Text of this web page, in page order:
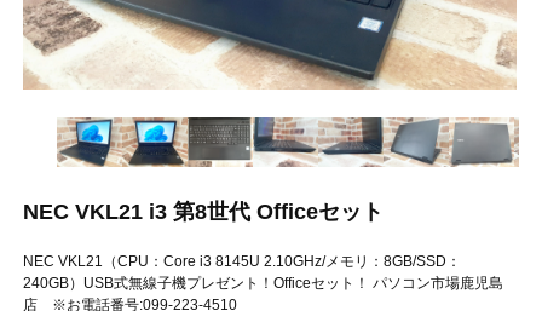
NEC VKL21 i3 第8世代 Officeセット
NEC VKL21（CPU：Core i3 8145U 2.10GHz/メモリ：8GB/SSD：
240GB）USB式無線子機プレゼント！Officeセット！ パソコン市場鹿児島
店 ※お電話番号:099-223-4510